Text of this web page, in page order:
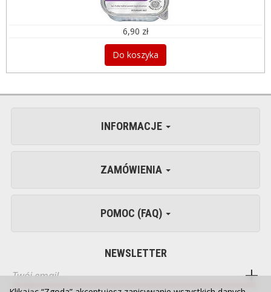
6,90 zł
Do koszyka
INFORMACJE
ZAMÓWIENIA
POMOC (FAQ)
NEWSLETTER